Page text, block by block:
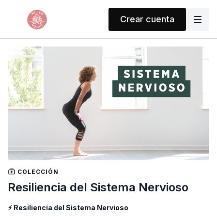
Crear cuenta
COLECCIÓN
Resiliencia del Sistema Nervioso
⚡ Resiliencia del Sistema Nervioso